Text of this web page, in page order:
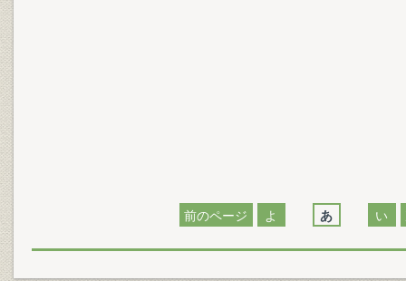
前のページ よ あ い